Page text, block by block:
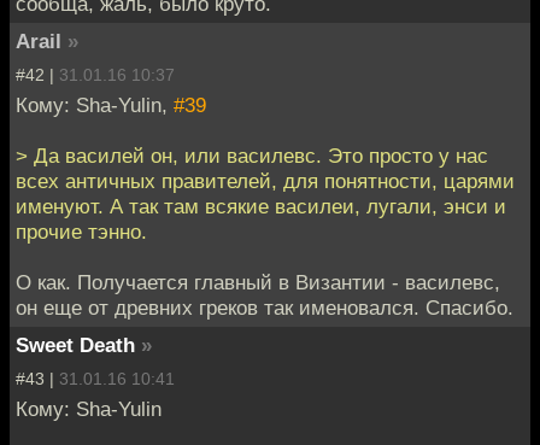
Arail »
#42 | 31.01.16 10:37
Кому: Sha-Yulin, #39
> Да василей он, или василевс. Это просто у нас
всех античных правителей, для понятности, царями
именуют. А так там всякие василеи, лугали, энси и
прочие тэнно.
О как. Получается главный в Византии - василевс,
он еще от древних греков так именовался. Спасибо.
Sweet Death »
#43 | 31.01.16 10:41
Кому: Sha-Yulin